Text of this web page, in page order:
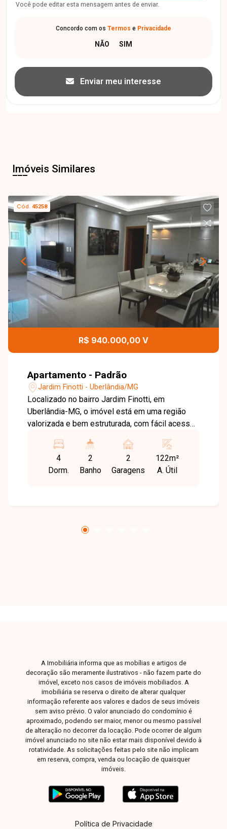
Você pode editar esta mensagem antes de enviar.
Concordo com os Termos e Privacidade
Enviar meu interesse
Imóveis Similares
Cód.45258
R$ 940.000,00 V
Apartamento - Padrão
Jardim Finotti - Uberlândia/MG
Localizado no bairro Jardim Finotti, em
Uberlândia-MG, o imóvel está em uma região
valorizada e bem estruturada, com fácil acesso
oferta de comércios, serviços e opções de
lazer. O bairro oferece praticidade, mobilidade e
excelente qualidade de vida. Sala ampla em 2
contando ainda com 2 vagas de garagem.
4
Dorm.
2
Banho
2
Garagens
122m²
A. Útil
A Imobiliária informa que as mobílias e artigos de
decoração são meramente ilustrativos - não fazem parte do
imóvel, exceto nos casos de imóveis mobiliados. A
imobiliária se reserva o direito de alterar qualquer
informação referente aos valores e dados de seus imóveis
sem aviso prévio. O valor anunciado do condomínio é
aproximado, podendo ser maior, menor ou mesmo passível
de alteração no decorrer da locação. Pode ocorrer de algum
imóvel anunciado no site não estar mais disponível devido à
rotatividade. As solicitações feitas pelo site não implicam
em reserva, compra, venda ou locação de quaisquer
imóveis.
Política de Privacidade